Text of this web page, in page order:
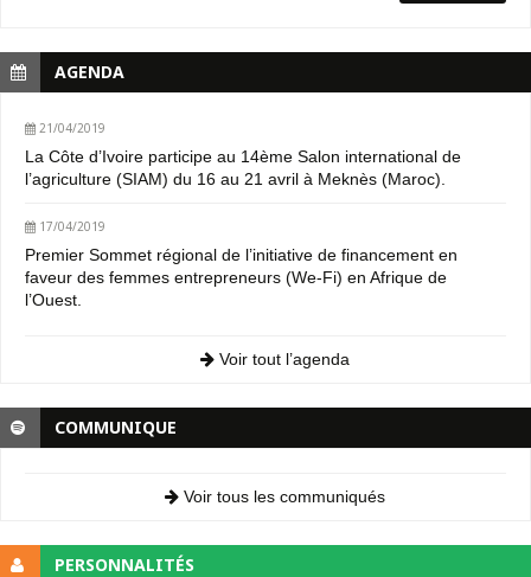
AGENDA
21/04/2019
La Côte d’Ivoire participe au 14ème Salon international de
l’agriculture (SIAM) du 16 au 21 avril à Meknès (Maroc).
17/04/2019
Premier Sommet régional de l’initiative de financement en
faveur des femmes entrepreneurs (We-Fi) en Afrique de
l’Ouest.
Voir tout l’agenda
COMMUNIQUE
Voir tous les communiqués
PERSONNALITÉS